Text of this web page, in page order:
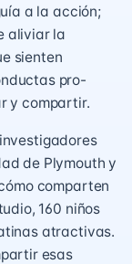
a la acción;
aliviar la
sienten
pro-
y compartir.
de Plymouth y
comparten
160 niños
atractivas.
esas